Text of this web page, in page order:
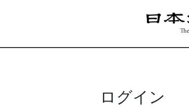
ログイン